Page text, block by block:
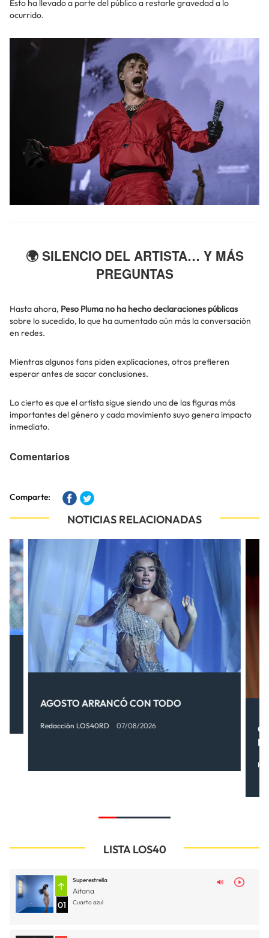
Esto ha llevado a parte del público a restarle gravedad a lo
ocurrido.
🌍 SILENCIO DEL ARTISTA… Y MÁS
PREGUNTAS
Hasta ahora, Peso Pluma no ha hecho declaraciones públicas
sobre lo sucedido, lo que ha aumentado aún más la conversación
en redes.
Mientras algunos fans piden explicaciones, otros prefieren
esperar antes de sacar conclusiones.
Lo cierto es que el artista sigue siendo una de las figuras más
importantes del género y cada movimiento suyo genera impacto
inmediato.
Comentarios
Comparte:
NOTICIAS RELACIONADAS
AGOSTO ARRANCÓ CON TODO
Redacción LOS40RD 07/08/2026
LISTA LOS40
01
Superestrella
Aitana
Cuarto azul